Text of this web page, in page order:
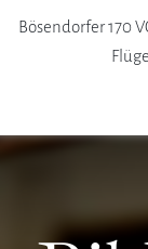
Bösendorfer 170
Flügel